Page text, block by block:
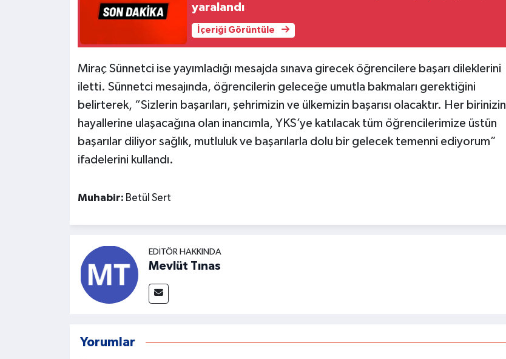
yaralandı
İçeriği Görüntüle
Miraç Sünnetci ise yayımladığı mesajda sınava girecek öğrencilere başarı dileklerini
iletti. Sünnetci mesajında, öğrencilerin geleceğe umutla bakmaları gerektiğini
belirterek, “Sizlerin başarıları, şehrimizin ve ülkemizin başarısı olacaktır. Her birinizin
hayallerine ulaşacağına olan inancımla, YKS’ye katılacak tüm öğrencilerimize üstün
başarılar diliyor sağlık, mutluluk ve başarılarla dolu bir gelecek temenni ediyorum”
ifadelerini kullandı.
Muhabir: Betül Sert
EDITÖR HAKKINDA
Mevlüt Tınas
Yorumlar